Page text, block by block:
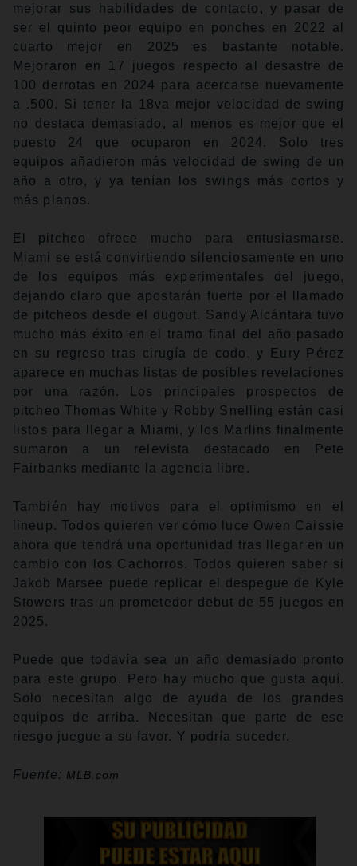
mejorar sus habilidades de contacto, y pasar de
ser el quinto peor equipo en ponches en 2022 al
cuarto mejor en 2025 es bastante notable.
Mejoraron en 17 juegos respecto al desastre de
100 derrotas en 2024 para acercarse nuevamente
a .500. Si tener la 18va mejor velocidad de swing
no destaca demasiado, al menos es mejor que el
puesto 24 que ocuparon en 2024. Solo tres
equipos añadieron más velocidad de swing de un
año a otro, y ya tenían los swings más cortos y
más planos.
El pitcheo ofrece mucho para entusiasmarse.
Miami se está convirtiendo silenciosamente en uno
de los equipos más experimentales del juego,
dejando claro que apostarán fuerte por el llamado
de pitcheos desde el dugout. Sandy Alcántara tuvo
mucho más éxito en el tramo final del año pasado
en su regreso tras cirugía de codo, y Eury Pérez
aparece en muchas listas de posibles revelaciones
por una razón. Los principales prospectos de
pitcheo Thomas White y Robby Snelling están casi
listos para llegar a Miami, y los Marlins finalmente
sumaron a un relevista destacado en Pete
Fairbanks mediante la agencia libre.
También hay motivos para el optimismo en el
lineup. Todos quieren ver cómo luce Owen Caissie
ahora que tendrá una oportunidad tras llegar en un
cambio con los Cachorros. Todos quieren saber si
Jakob Marsee puede replicar el despegue de Kyle
Stowers tras un prometedor debut de 55 juegos en
2025.
Puede que todavía sea un año demasiado pronto
para este grupo. Pero hay mucho que gusta aquí.
Solo necesitan algo de ayuda de los grandes
equipos de arriba. Necesitan que parte de ese
riesgo juegue a su favor. Y podría suceder.
Fuente: MLB.com